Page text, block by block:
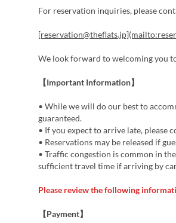
For reservation inquiries, please
We look forward to welcoming you
【Important Information】
• While we will do our best to
guaranteed.
• If you expect to arrive late, please
• Reservations may be released if
• Traffic congestion is common in
sufficient travel time if arriving by
Please review the following
【Payment】